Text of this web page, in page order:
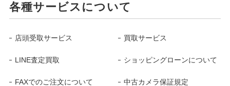
各種サービスについて
店頭受取サービス 買取サービス
LINE査定買取 ショッピングローンについて
FAXでのご注文について 中古カメラ保証規定